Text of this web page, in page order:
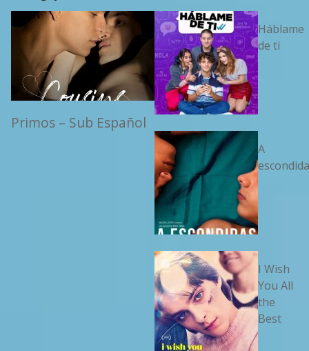
Primos – Sub Español
Háblame
de ti
A
I Wish
You All
the
Best